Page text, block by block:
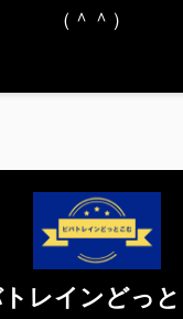
（＾＾）
トレインどっ